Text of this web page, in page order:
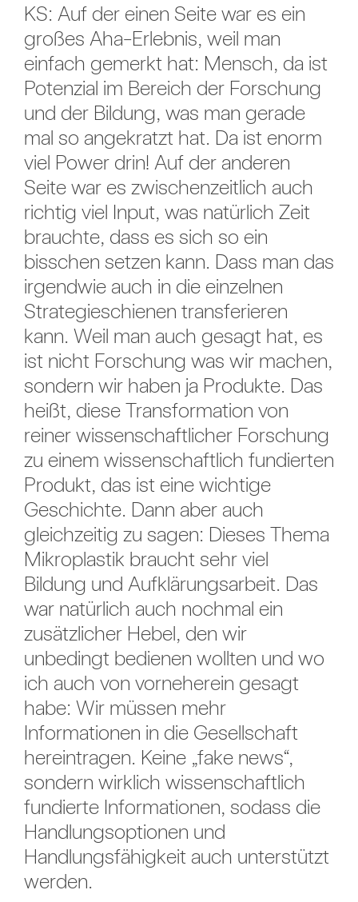
KS: Auf der einen Seite war es ein
großes Aha-Erlebnis, weil man
einfach gemerkt hat: Mensch, da ist
Potenzial im Bereich der Forschung
und der Bildung, was man gerade
mal so angekratzt hat. Da ist enorm
viel Power drin! Auf der anderen
Seite war es zwischenzeitlich auch
richtig viel Input, was natürlich Zeit
brauchte, dass es sich so ein
bisschen setzen kann. Dass man das
irgendwie auch in die einzelnen
Strategieschienen transferieren
kann. Weil man auch gesagt hat, es
ist nicht Forschung was wir machen,
sondern wir haben ja Produkte. Das
heißt, diese Transformation von
reiner wissenschaftlicher Forschung
zu einem wissenschaftlich fundierten
Produkt, das ist eine wichtige
Geschichte. Dann aber auch
gleichzeitig zu sagen: Dieses Thema
Mikroplastik braucht sehr viel
Bildung und Aufklärungsarbeit. Das
war natürlich auch nochmal ein
zusätzlicher Hebel, den wir
unbedingt bedienen wollten und wo
ich auch von vorneherein gesagt
habe: Wir müssen mehr
Informationen in die Gesellschaft
hereintragen. Keine „fake news“,
sondern wirklich wissenschaftlich
fundierte Informationen, sodass die
Handlungsoptionen und
Handlungsfähigkeit auch unterstützt
werden.